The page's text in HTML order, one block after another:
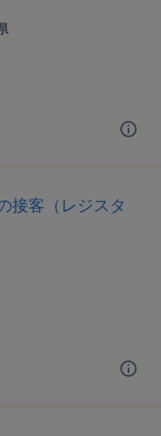
接客（レジスタ